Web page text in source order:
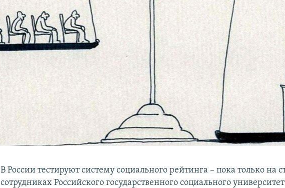
В России тестируют систему социального рейтинга – пока только на
сотрудниках Российского государственного социального